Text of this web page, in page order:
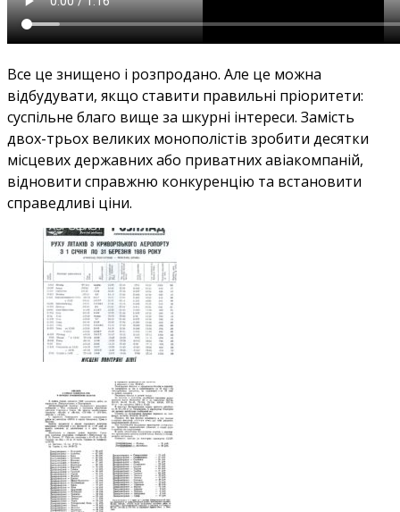
Все це знищено і розпродано. Але це можна
відбудувати, якщо ставити правильні пріоритети:
суспiльне благо вище за шкурні інтереси. Замість
двох-трьох великих монополістів зробити десятки
місцевих державних або приватних авіакомпаній,
відновити справжню конкуренцію та встановити
справедливі ціни.